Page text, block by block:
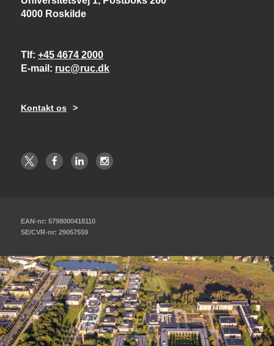
4000 Roskilde
Tlf +45 4674 2000
E-mail
ruc@ruc.dk
Kontakt os
EAN-nr: 5798000418110
SE/CVR-nr: 29057559